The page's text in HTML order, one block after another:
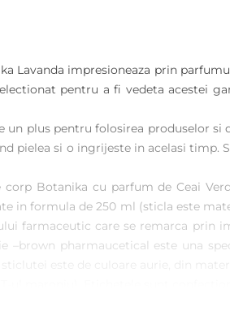
Lavanda impresioneaza prin
pentru a fi vedeta acestei
plus pentru folosirea produselor si
pielea si o ingrijeste in acelasi timp.
Botanika cu parfum de Ceai
in formula de 250 ml (sticla este
farmaceutic care se remarca prin
–brown pharmaucetical este una